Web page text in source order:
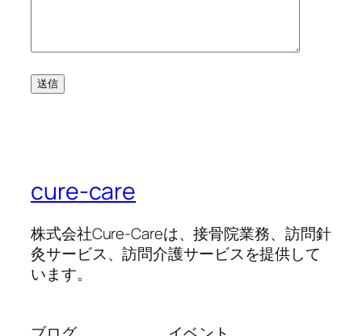
cure-care
株式会社Cure-Careは、接骨院業務、訪問針
灸サービス、訪問介護サービスを提供して
います。